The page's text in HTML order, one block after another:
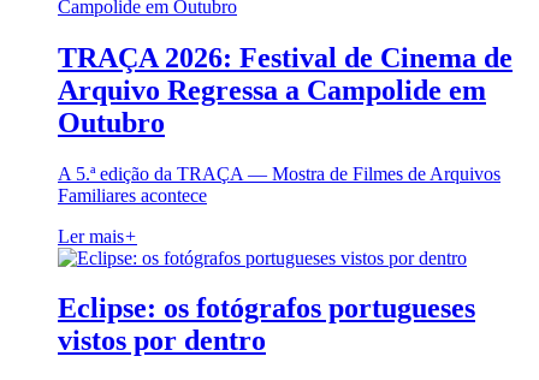
TRAÇA 2026: Festival de Cinema de
Arquivo Regressa a Campolide em
Outubro
A 5.ª edição da TRAÇA — Mostra de Filmes de Arquivos
Familiares acontece
Ler mais+
Eclipse: os fotógrafos portugueses
vistos por dentro